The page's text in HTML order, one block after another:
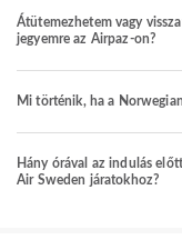
Átütemezhetem vagy
jegyemre az Airpaz-on?
Mi történik, ha a
Hány órával az indulás
Air Sweden járatokhoz?